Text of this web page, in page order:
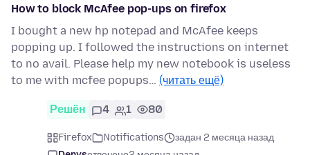
How to block McAfee pop-ups on firefox
I bought a new hp notepad and McAfee keeps
popping up. I followed the instructions on internet
to no avail. Please help my new notebook is useless
to me with mcfee popups… (читать ещё)
Решён 4 1 80
Firefox Notifications
задан 2 месяца назад